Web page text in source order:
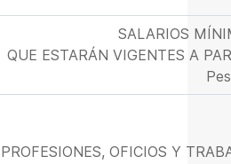
SALARIOS
QUE ESTARÁN VIGENTES A
PROFESIONES, OFICIOS Y